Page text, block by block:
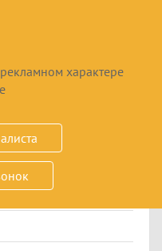
характере
МЛП-400